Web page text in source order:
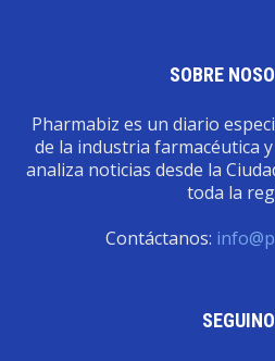
SOBRE
Pharmabiz es un diario
de la industria farmacéutica
analiza noticias desde la
toda la
Contáctanos: